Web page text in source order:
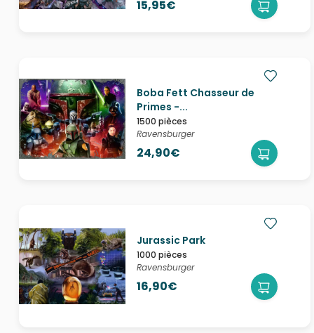
15,95€
Boba Fett Chasseur de
Primes -...
1500 pièces
Ravensburger
24,90€
Jurassic Park
1000 pièces
Ravensburger
16,90€